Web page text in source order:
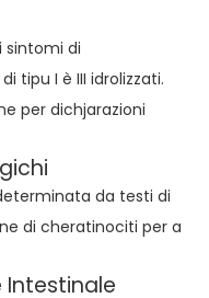
sintomi di
tipu I è III idrolizzati.
per dichjarazioni
da testi di
di cheratinociti per a
Intestinale